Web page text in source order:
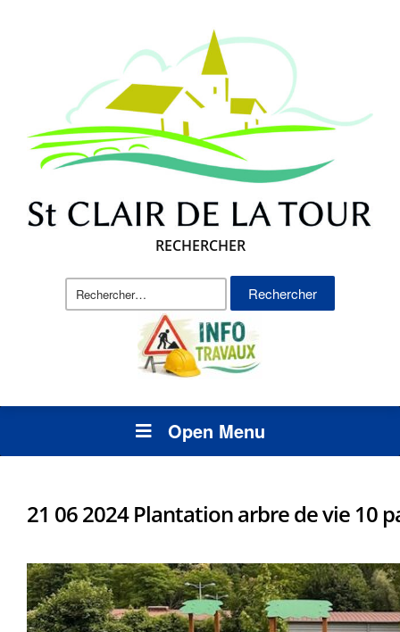
RECHERCHER
Rechercher :
Open Menu
21 06 2024 Plantation arbre de vie 10